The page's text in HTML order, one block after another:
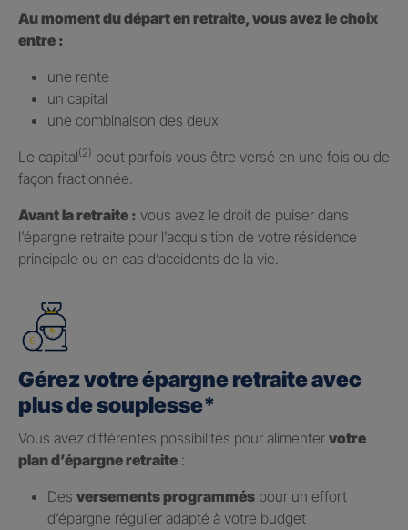
Au moment du départ en retraite, vous avez le choix
entre :
une rente
un capital
une combinaison des deux
Le capital(2) peut parfois vous être versé en une fois ou de
façon fractionnée.
Avant la retraite : vous avez le droit de puiser dans
l’épargne retraite pour l’acquisition de votre résidence
principale ou en cas d’accidents de la vie.
Gérez votre épargne retraite avec
plus de souplesse*
Vous avez différentes possibilités pour alimenter votre
plan d’épargne retraite :
Des versements programmés pour un effort
d’épargne régulier adapté à votre budget